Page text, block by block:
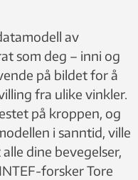
av
som deg – inni og
på bildet for å
fra ulike vinkler.
på kroppen, og
i sanntid, ville
dine bevegelser,
forsker Tore